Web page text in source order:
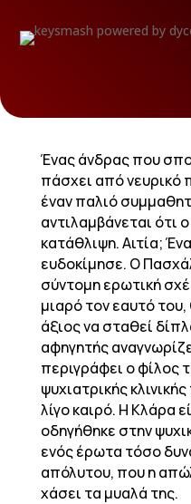
Ένας άνδρας που
πάσχει από νευρικό
έναν παλιό
αντιλαμβάνεται ότι
κατάθλιψη. Αιτία;
ευδοκίμησε. Ο
σύντομη ερωτική
μιαρό τον εαυτό του,
άξιος να σταθεί
αφηγητής
περιγράφει ο φίλος
ψυχιατρικής
λίγο καιρό. Η Κλάρα
οδηγήθηκε στην
ενός έρωτα τόσο
απόλυτου, που η
χάσει τα μυαλά της.